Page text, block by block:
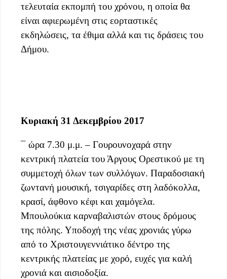
τελευταία εκπομπή του χρόνου, η οποία θα
είναι αφιερωμένη στις εορταστικές
εκδηλώσεις, τα έθιμα αλλά και τις δράσεις του
Δήμου.
Κυριακή 31 Δεκεμβρίου 2017
¯ ώρα 7.30 μ.μ. – Γουρουνοχαρά στην
κεντρική πλατεία του Άργους Ορεστικού με τη
συμμετοχή όλων των συλλόγων. Παραδοσιακή
ζωντανή μουσική, τσιγαρίδες στη λαδόκολλα,
κρασί, άφθονο κέφι και χαμόγελα.
Μπουλούκια καρναβαλιστών στους δρόμους
της πόλης. Υποδοχή της νέας χρονιάς γύρω
από το Χριστουγεννιάτικο δέντρο της
κεντρικής πλατείας με χορό, ευχές για καλή
χρονιά και αισιοδοξία.